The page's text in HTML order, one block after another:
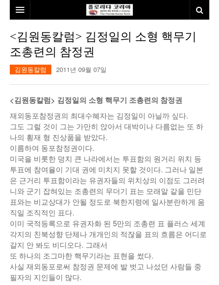
본사소개
뉴스
김명열칼럼
이명덕칼럼
김선옥칼럼
김원동칼럼
본보특집
100인선/독자광장
100인선
독자광장
여행
인근여행지
놀이공원
낚시/비치
골프
인터뷰/탐방
<김원동칼럼> 김정일의 소형 핵무기
조총련의 참정권
김원동칼럼 2011년 09월 07일
<김원동칼럼> 김정일의 소형 핵무기 조총련의 참정권
재외동포참정권의 최대수혜자는 김정일이 아닐까 싶다.
그도 그럴 것이 그는 가만히 앉아서 대박이나 다름없는 또 하
나의 횡재 형 진상품을 받았다.
이름하여 동포참정권이다.
미국을 비롯한 덩치 큰 나라에서는 투표함의 원거리 위치 등
투표에 참여율이 기대 권에 미치지 못할 것이다. 그러나 일본
은 근거리 투표함이라는 유권자들의 위치상의 이점도 그러려
니와 군기 잡혀있는 조총련의 무더기 표는 모래알 같을 민단
표와는 비교상대가 안될 정도로 북한지령에 일사분란하게 움
직일 조직적인 표다.
이미 국적등록으로 유권자화 된 5만의 조총련 표 플러스 세계
각지의 친북성향 단체나 개개인의 적잖을 표의 흐름은 어디로
갈지 안 봐도 비디오다. 그래서
또 하나의 조그마한 핵무기라는 표현을 썼다.
사실 재외동포로써 참정권 문제에 발 벗고 나섰던 사람들 중
필자의 지인들이 많다.